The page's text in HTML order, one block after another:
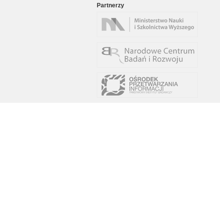
Partnerzy